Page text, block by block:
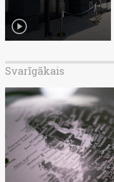
play_circle
Svarīgākais